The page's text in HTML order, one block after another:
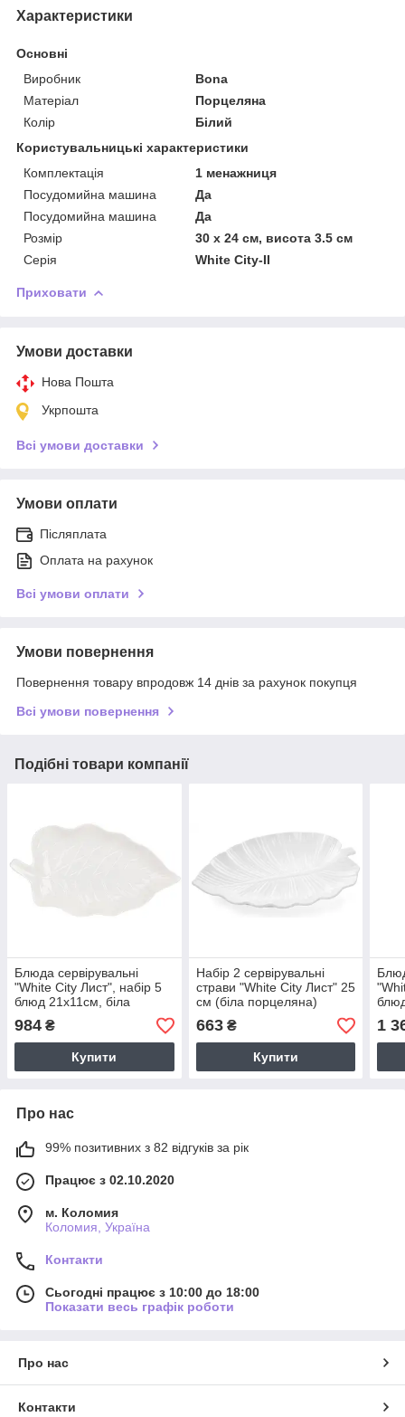
Характеристики
Основні
Виробник
Bona
Матеріал
Порцеляна
Колір
Білий
Користувальницькі характеристики
Комплектація
1 менажниця
Посудомийна машина
Да
Посудомийна машина
Да
Розмір
30 х 24 см, висота 3.5 см
Серія
White City-II
Приховати
Умови доставки
Нова Пошта
Укрпошта
Всі умови доставки
Умови оплати
Післяплата
Оплата на рахунок
Всі умови оплати
Умови повернення
Повернення товару впродовж 14 днів за рахунок покупця
Всі умови повернення
Подібні товари компанії
Блюда сервірувальні
"White City Лист", набір 5
блюд 21х11см, біла
порцеляна
984 ₴
Купити
Набір 2 сервірувальні
страви "White City Лист" 25
см (біла порцеляна)
663₴
Купити
1
Про нас
99% позитивних з 82 відгуків за рік
Працює з 02.10.2020
м. Коломия
Коломия, Україна
Контакти
Сьогодні працює з 10:00 до 18:00
Показати весь графік роботи
Про нас
Контакти